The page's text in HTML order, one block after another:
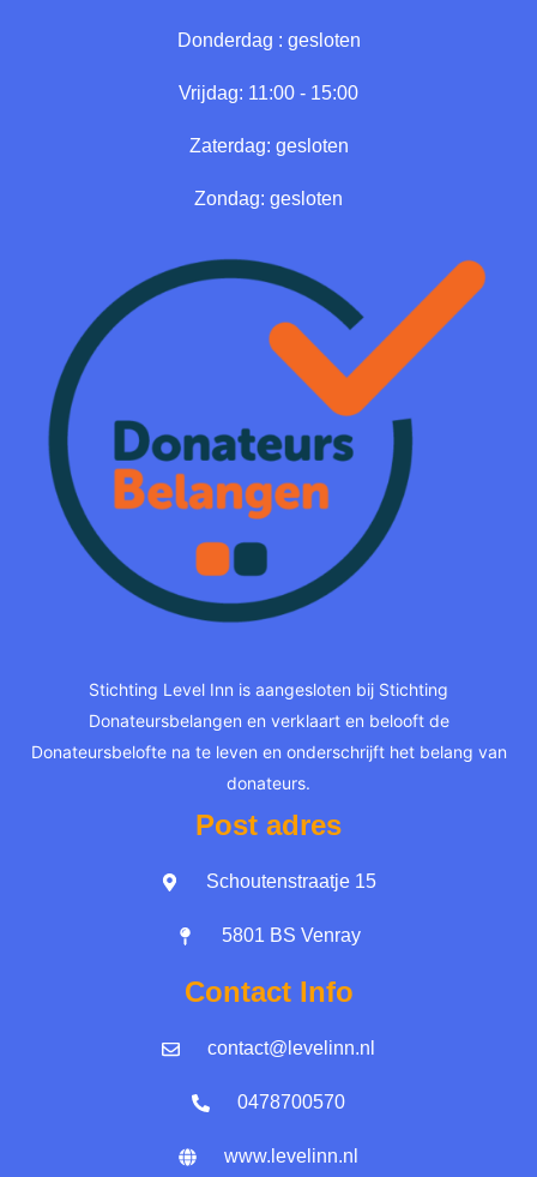
Donderdag : gesloten
Vrijdag: 11:00 - 15:00
Zaterdag: gesloten
Zondag: gesloten
Stichting Level Inn is aangesloten bij Stichting
Donateursbelangen en verklaart en belooft de
Donateursbelofte na te leven en onderschrijft het belang van
donateurs.
Post adres
Schoutenstraatje 15
5801 BS Venray
Contact Info
contact@levelinn.nl
0478700570
www.levelinn.nl